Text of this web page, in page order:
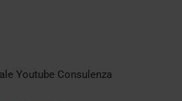
Youtube Consulenza